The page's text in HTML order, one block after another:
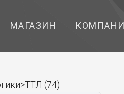
МАГАЗИН
(74)